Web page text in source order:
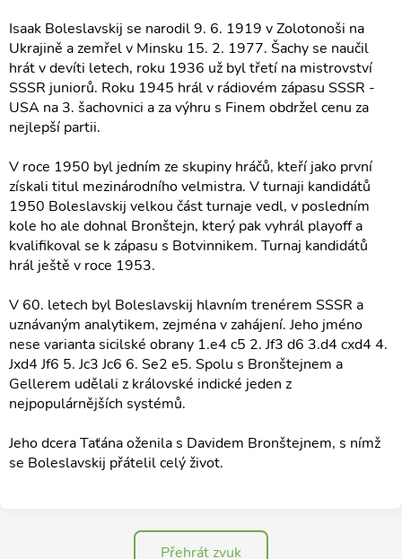
Isaak Boleslavskij se narodil 9. 6. 1919 v Zolotonoši na
Ukrajině a zemřel v Minsku 15. 2. 1977. Šachy se naučil
hrát v devíti letech, roku 1936 už byl třetí na mistrovství
SSSR juniorů. Roku 1945 hrál v rádiovém zápasu SSSR -
USA na 3. šachovnici a za výhru s Finem obdržel cenu za
nejlepší partii.
V roce 1950 byl jedním ze skupiny hráčů, kteří jako první
získali titul mezinárodního velmistra. V turnaji kandidátů
1950 Boleslavskij velkou část turnaje vedl, v posledním
kole ho ale dohnal Bronštejn, který pak vyhrál playoff a
kvalifikoval se k zápasu s Botvinnikem. Turnaj kandidátů
hrál ještě v roce 1953.
V 60. letech byl Boleslavskij hlavním trenérem SSSR a
uznávaným analytikem, zejména v zahájení. Jeho jméno
nese varianta sicilské obrany 1.e4 c5 2. Jf3 d6 3.d4 cxd4 4.
Jxd4 Jf6 5. Jc3 Jc6 6. Se2 e5. Spolu s Bronštejnem a
Gellerem udělali z královské indické jeden z
nejpopulárnějších systémů.
Jeho dcera Taťána oženila s Davidem Bronštejnem, s nímž
se Boleslavskij přátelil celý život.
Přehrát zvuk